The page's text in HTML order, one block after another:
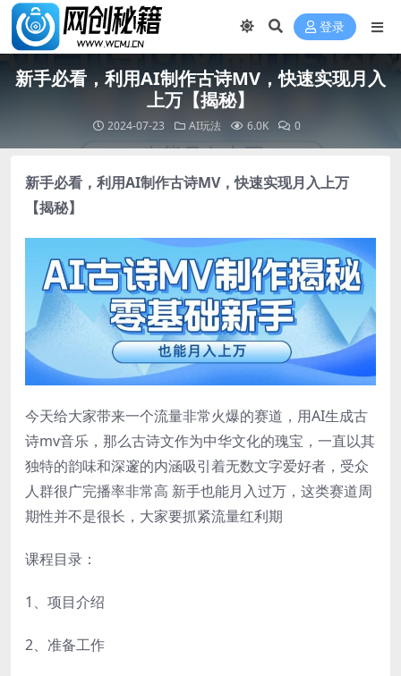
登录
新手必看，利用AI制作古诗MV，快速实现月入
上万【揭秘】
2024-07-23 AI玩法 6.0K 0
新手必看，利用AI制作古诗MV，快速实现月入上万
【揭秘】
今天给大家带来一个流量非常火爆的赛道，用AI生成古
诗mv音乐，那么古诗文作为中华文化的瑰宝，一直以其
独特的韵味和深邃的内涵吸引着无数文字爱好者，受众
人群很广完播率非常高 新手也能月入过万，这类赛道周
期性并不是很长，大家要抓紧流量红利期
课程目录：
1、项目介绍
2、准备工作